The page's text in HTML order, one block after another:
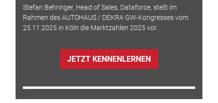
Stefan Behringer, Head of Sales, Dataforce, stellt im
Rahmen des AUTOHAUS / DEKRA GW-Kongresses vom
25.11.2025 in Köln die Marktzahlen 2025 vor.
JETZT KENNENLERNEN